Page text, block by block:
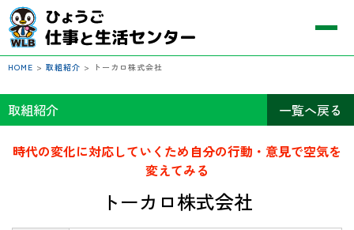
HOME > 取組紹介 > トーカロ株式会社
取組紹介 一覧へ戻る
時代の変化に対応していくため自分の行動・意見で空気を
変えてみる
トーカロ株式会社